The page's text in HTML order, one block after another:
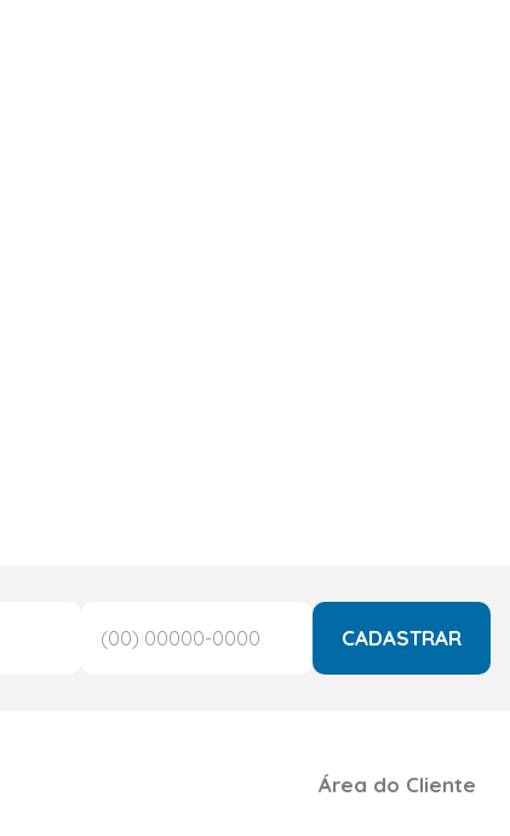
CADASTRAR
Área do Cliente